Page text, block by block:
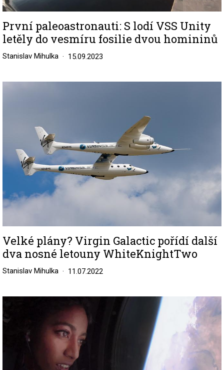
První paleoastronauti: S lodí VSS Unity
letěly do vesmíru fosilie dvou homininů
Stanislav Mihulka 15.09.2023
Velké plány? Virgin Galactic pořídí další
dva nosné letouny WhiteKnightTwo
Stanislav Mihulka 11.07.2022